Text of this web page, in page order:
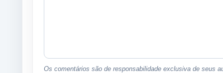
Os comentários são de responsabilidade exclusiva de seus